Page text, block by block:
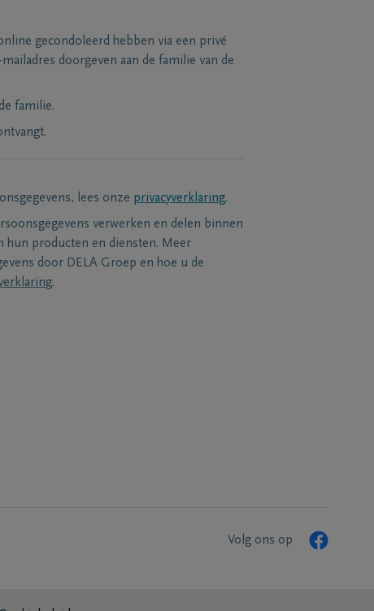
gecondoleerd hebben via een privé
doorgeven aan de familie van de
familie.
lees onze privacyverklaring.
verwerken en delen binnen
hun producten en diensten. Meer
door DELA Groep en hoe u de
.
Volg ons op